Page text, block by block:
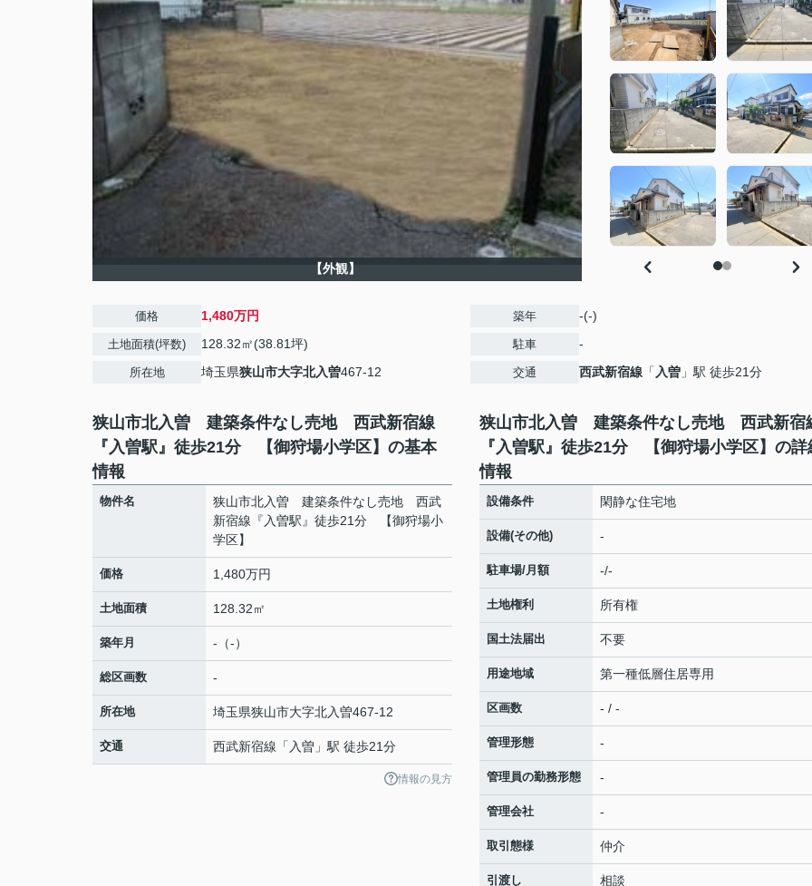
【外観】
価格 1,480万円
土地面積(坪数) 128.32㎡(38.81坪)
所在地 埼玉県狭山市大字北入曽467-12
築年 -(-)
駐車 -
交通 西武新宿線 「 入曽 」駅 徒歩21分
狭山市北入曽 建築条件なし売地 西武新宿線
『入曽駅』徒歩21分 【御狩場小学区】の基本
情報
物件名
狭山市北入曽 建築条件なし売地 西武
新宿線『入曽駅』徒歩21分 【御狩場小
学区】
価格 1,480万円
土地面積 128.32㎡
築年月 -（-）
総区画数 -
所在地 埼玉県狭山市大字北入曽467-12
交通 西武新宿線 「 入曽 」駅 徒歩21分
情報の見方
狭山市北入曽 建築条件なし売地 西武新宿
『入曽駅』徒歩21分 【御狩場小学区】の詳
情報
設備条件 閑静な住宅地
設備(その他) -
駐車場/月額 -/-
土地権利 所有権
国土法届出 不要
用途地域 第一種低層住居専用
区画数 - / -
管理形態 -
管理員の勤務形態 -
管理会社 -
取引態様 仲介
引渡し 相談